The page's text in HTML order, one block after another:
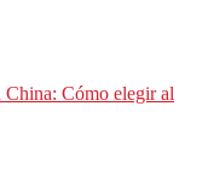
China: Cómo elegir al